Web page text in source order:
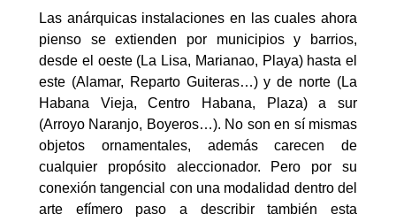
Las anárquicas instalaciones en las cuales ahora
pienso se extienden por municipios y barrios,
desde el oeste (La Lisa, Marianao, Playa) hasta el
este (Alamar, Reparto Guiteras…) y de norte (La
Habana Vieja, Centro Habana, Plaza) a sur
(Arroyo Naranjo, Boyeros…). No son en sí mismas
objetos ornamentales, además carecen de
cualquier propósito aleccionador. Pero por su
conexión tangencial con una modalidad dentro del
arte efímero paso a describir también esta